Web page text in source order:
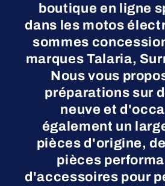
boutique en ligne
dans les motos
sommes
marques Talaria,
Nous vous
préparations sur
neuve et
également un
pièces d'origine,
pièces
d'accessoires pour